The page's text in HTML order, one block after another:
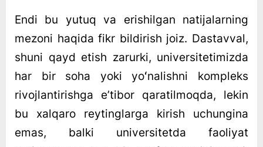
Endi bu yutuq va erishilgan natijalarning
mezoni haqida fikr bildirish joiz. Dastavval,
shuni qayd etish zarurki, universitetimizda
har bir soha yoki yoʻnalishni kompleks
rivojlantirishga eʼtibor qaratilmoqda, lekin
bu xalqaro reytinglarga kirish uchungina
emas, balki universitetda faoliyat